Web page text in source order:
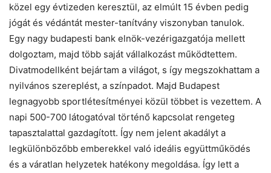
közel egy évtizeden keresztül, az elmúlt 15 évben pedig
jógát és védántát mester-tanítvány viszonyban tanulok.
Egy nagy budapesti bank elnök-vezérigazgatója mellett
dolgoztam, majd több saját vállalkozást működtettem.
Divatmodellként bejártam a világot, s így megszokhattam a
nyilvános szereplést, a színpadot. Majd Budapest
legnagyobb sportlétesítményei közül többet is vezettem. A
napi 500-700 látogatóval történő kapcsolat rengeteg
tapasztalattal gazdagított. Így nem jelent akadályt a
legkülönbözőbb emberekkel való ideális együttműködés
és a váratlan helyzetek hatékony megoldása. Így lett a